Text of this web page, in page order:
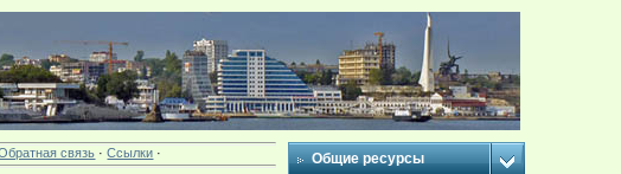
связь ·Ссылки · Общие ресурсы